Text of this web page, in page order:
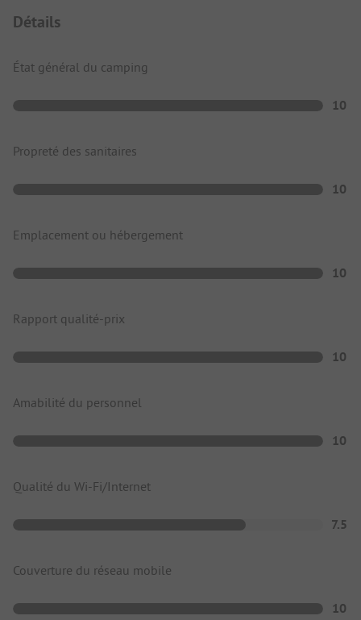
Détails
État général du camping
10
Propreté des sanitaires
10
Emplacement ou hébergement
10
Rapport qualité-prix
10
Amabilité du personnel
10
Qualité du Wi-Fi/Internet
7.5
Couverture du réseau mobile
10